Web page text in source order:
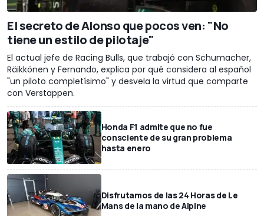
El secreto de Alonso que pocos ven: "No
tiene un estilo de pilotaje"
El actual jefe de Racing Bulls, que trabajó con Schumacher,
Räikkönen y Fernando, explica por qué considera al español
"un piloto completísimo" y desvela la virtud que comparte
con Verstappen.
Honda F1 admite que no fue
consciente de su gran problema
hasta enero
Disfrutamos de las 24 Horas de Le
Mans de la mano de Alpine